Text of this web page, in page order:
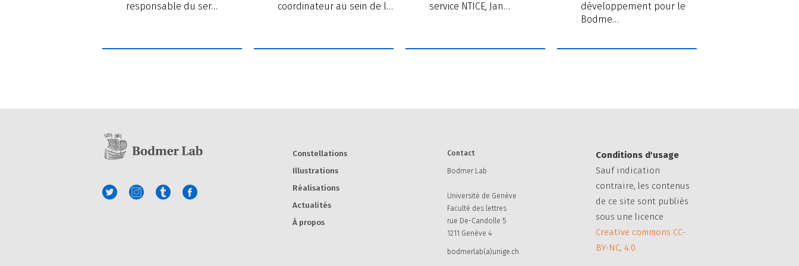
responsable du ser…
coordinateur au sein de l…
service NTICE, Jan…
développement pour le
Bodme…
Constellations
Illustrations
Réalisations
Actualités
À propos
Contact
Bodmer Lab
Université de Genève
Faculté des lettres
rue De-Candolle 5
1211 Genève 4
bodmerlab(a)unige.ch
Conditions d'usage
Sauf indication
contraire, les contenus
de ce site sont publiés
sous une licence
Creative commons CC-
BY-NC, 4.0.